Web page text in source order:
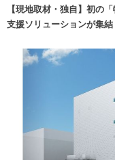
【現地取材・独自】初の
支援ソリューションが集結